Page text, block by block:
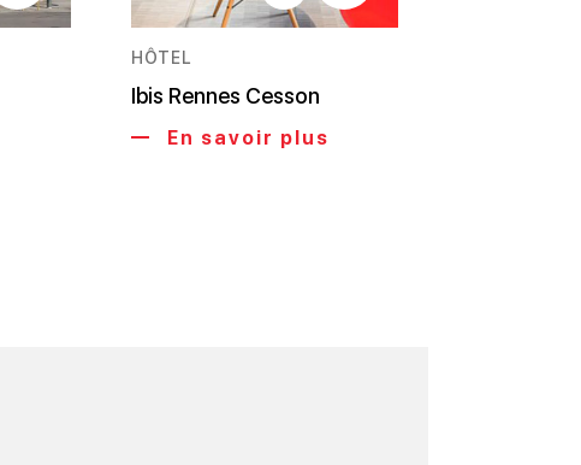
HÔTEL
Ibis Rennes Cesson
En savoir plus